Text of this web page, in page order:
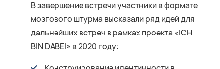
В завершение встречи участники в формате
мозгового штурма высказали ряд идей для
дальнейших встреч в рамках проекта «ICH
BIN DABEI» в 2020 году: